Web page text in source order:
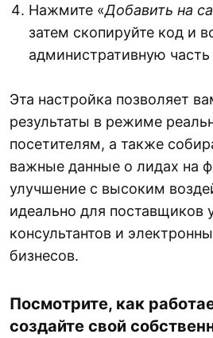
Нажмите «Добавить на
затем скопируйте код и
административную часть
Эта настройка позволяет
результаты в режиме
посетителям, а также
важные данные о лидах на
улучшение с высоким
идеально для поставщиков
консультантов и
бизнесов.
Посмотрите, как
создайте свой